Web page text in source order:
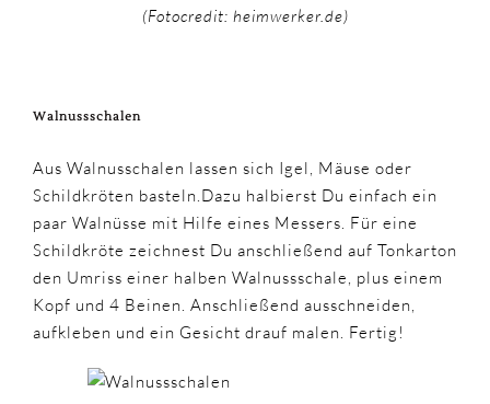
(Fotocredit: heimwerker.de)
Walnussschalen
Aus Walnusschalen lassen sich Igel, Mäuse oder
Schildkröten basteln.Dazu halbierst Du einfach ein
paar Walnüsse mit Hilfe eines Messers. Für eine
Schildkröte zeichnest Du anschließend auf Tonkarton
den Umriss einer halben Walnussschale, plus einem
Kopf und 4 Beinen. Anschließend ausschneiden,
aufkleben und ein Gesicht drauf malen. Fertig!